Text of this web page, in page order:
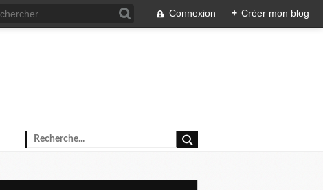
Connexion + Créer mon blog